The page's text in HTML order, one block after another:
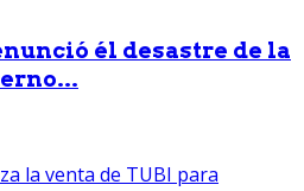
él desastre de la